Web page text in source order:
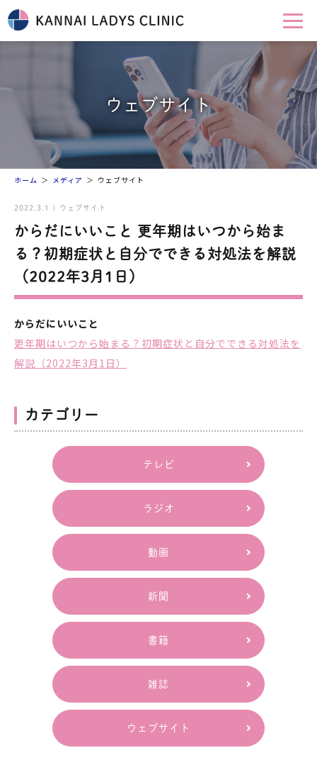
ウェブサイト
ホーム メディア ウェブサイト
2022.3.1 | ウェブサイト
からだにいいこと 更年期はいつから始ま
る？初期症状と自分でできる対処法を解説
（2022年3月1日）
からだにいいこと
更年期はいつから始まる？初期症状と自分でできる対処法を
解説（2022年3月1日）
カテゴリー
テレビ
ラジオ
動画
新聞
書籍
雑誌
ウェブサイト